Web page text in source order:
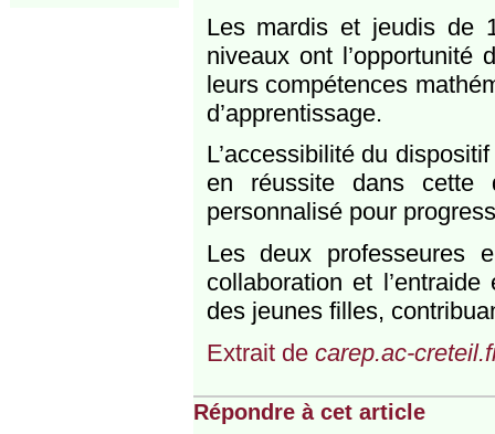
Les mardis et jeudis de
niveaux ont l’opportunité
leurs compétences
d’apprentissage.
L’accessibilité du
en réussite dans cette
personnalisé pour
Les deux professeures
collaboration et
des jeunes filles,
Extrait de carep.ac-
Répondre à cet article